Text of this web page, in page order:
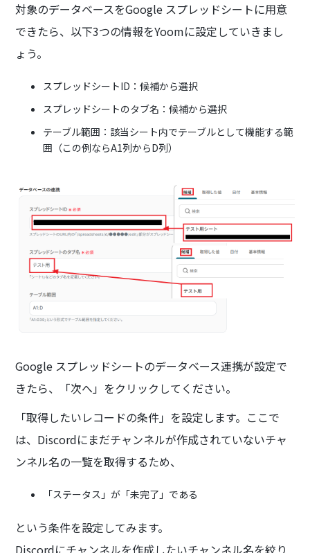
対象のデータベースをGoogle スプレッドシートに用意
できたら、以下3つの情報をYoomに設定していきまし
ょう。
スプレッドシートID：候補から選択
スプレッドシートのタブ名：候補から選択
テーブル範囲：該当シート内でテーブルとして機能する範
囲（この例ならA1列からD列）
Google スプレッドシートのデータベース連携が設定で
きたら、「次へ」をクリックしてください。
「取得したいレコードの条件」を設定します。ここで
は、Discordにまだチャンネルが作成されていないチャ
ンネル名の一覧を取得するため、
「ステータス」が「未完了」である
という条件を設定してみます。
Discordにチャンネルを作成したいチャンネル名を絞り